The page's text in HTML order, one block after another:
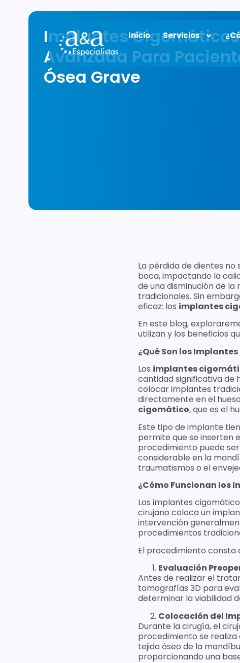
Inicio Servicios
Implantes
Avanzada Para
Ósea Grave
La pérdida de dientes
boca, impactando la
de una disminución de
tradicionales. Sin
eficaz: los implantes
En este blog,
utilizan y los beneficios
¿Qué Son los
Los implantes
cantidad significativa de
colocar implantes
directamente en el
cigomático, que es el
Este tipo de implante
permite que se inserten
procedimiento puede
considerable en la
traumatismos o el
¿Cómo Funcionan los
Los implantes
cirujano coloca un
intervención
procedimientos
El procedimiento consta
Evaluación
Antes de realizar el
tomografías 3D para
determinar la viabilidad
Colocación del
Durante la cirugía, el
procedimiento se
tejido óseo de la
proporcionando una